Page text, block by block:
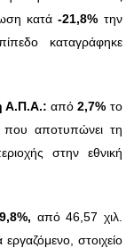
κατά-21,8% την
καταγράφηκε
Α.Π.Α.: από2,7% το
που αποτυπώνει τη
στην εθνική
από 46,57 χιλ.
στοιχείο